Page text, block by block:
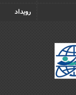
رویداد